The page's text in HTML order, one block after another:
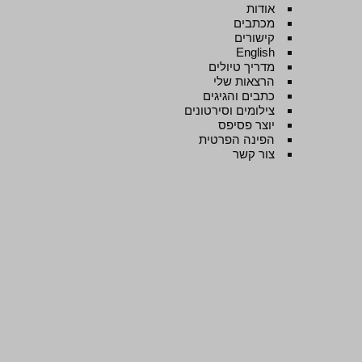
אודות
מכתבים
קישורים
English
מדריך טיולים
הרצאות שלי
כתבים והגיגים
צילומים וסירטונים
יוצר פסיפס
הפינה הפרטית
צור קשר